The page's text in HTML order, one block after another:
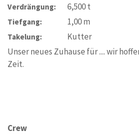
Verdrängung: 6,500t
Tiefgang: 1,00m
Takelung:
Kutter
Unser neues Zuhause für .... wir
Zeit.
Crew